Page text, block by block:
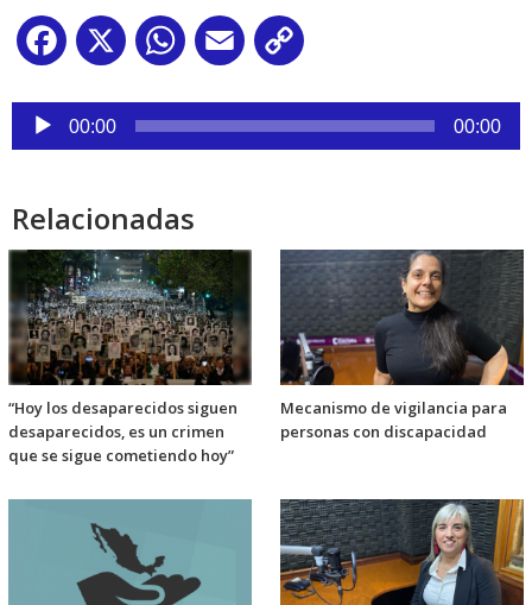
Facebook
X WhatsApp
Email
Reproductor
audio
00:00 00:00
Relacionadas
“Hoy los desaparecidos siguen
desaparecidos, es un crimen
que se sigue cometiendo hoy”
Mecanismo de vigilancia para
personas con discapacidad